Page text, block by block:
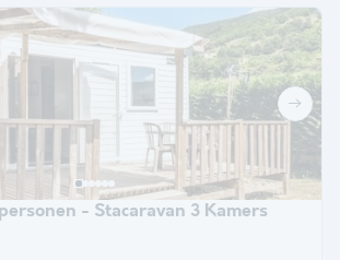
- Stacaravan 3 Kamers